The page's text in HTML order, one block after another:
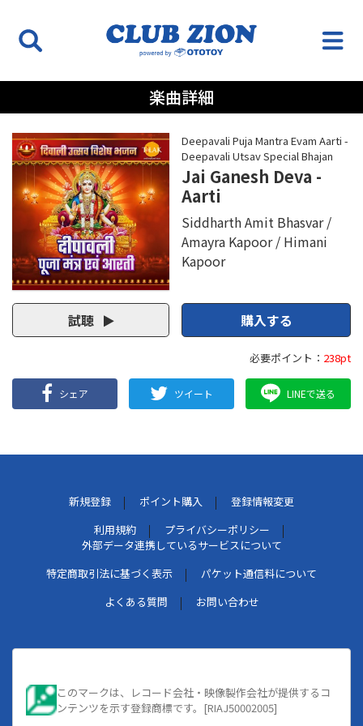
楽曲詳細
Deepavali Puja Mantra Evam Aarti -
Deepavali Utsav Special Bhajan
Jai Ganesh Deva -
Aarti
Siddharth Amit Bhasvar
Amayra Kapoor
Himani
Kapoor
試聴 購入する
必要ポイント： 238pt
シェア ツイート LINEで送る
新規登録 ポイント購入
登録情報変更
利用規約
プライバシーポリシー
外部データ連携しているサービスについて
特定商取引法に基づく表示
パケット通信料について
よくある質問
お問い合わせ
このマークは、レコード会社・映像製作会社が提供するコ
ンテンツを示す登録商標です。[RIAJ50002005]